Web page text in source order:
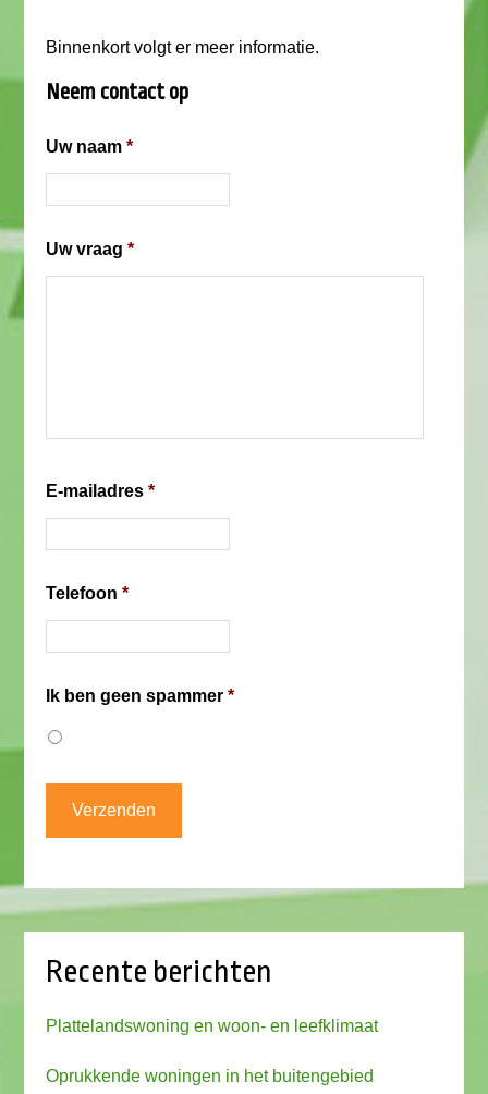
Binnenkort volgt er meer informatie.
Neem contact op
Uw naam *
Uw vraag *
E-mailadres *
Telefoon *
Ik ben geen spammer *
Recente berichten
Plattelandswoning en woon- en leefklimaat
Oprukkende woningen in het buitengebied